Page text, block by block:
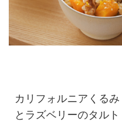
カリフォルニアくるみ
とラズベリーのタルト